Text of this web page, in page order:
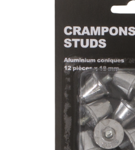
Minimale afname: 1